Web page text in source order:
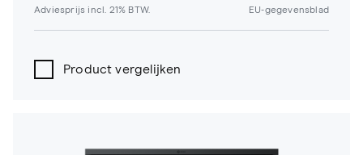
Adviesprijs incl. 21% BTW. EU-gegevensblad
Product vergelijken